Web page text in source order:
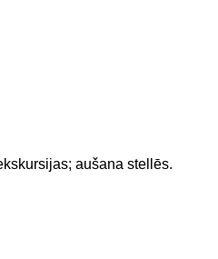
aušana stellēs.